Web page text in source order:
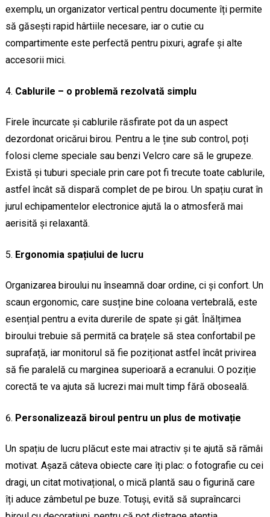
exemplu, un organizator vertical pentru documente îți permite
să găsești rapid hârtiile necesare, iar o cutie cu
compartimente este perfectă pentru pixuri, agrafe și alte
accesorii mici.
Cablurile – o problemă rezolvată simplu
Firele încurcate și cablurile răsfirate pot da un aspect
dezordonat oricărui birou. Pentru a le ține sub control, poți
folosi cleme speciale sau benzi Velcro care să le grupeze.
Există și tuburi speciale prin care pot fi trecute toate cablurile,
astfel încât să dispară complet de pe birou. Un spațiu curat în
jurul echipamentelor electronice ajută la o atmosferă mai
aerisită și relaxantă.
Ergonomia spațiului de lucru
Organizarea biroului nu înseamnă doar ordine, ci și confort. Un
scaun ergonomic, care susține bine coloana vertebrală, este
esențial pentru a evita durerile de spate și gât. Înălțimea
biroului trebuie să permită ca brațele să stea confortabil pe
suprafață, iar monitorul să fie poziționat astfel încât privirea
să fie paralelă cu marginea superioară a ecranului. O poziție
corectă te va ajuta să lucrezi mai mult timp fără oboseală.
Personalizează biroul pentru un plus de motivație
Un spațiu de lucru plăcut este mai atractiv și te ajută să rămâi
motivat. Așază câteva obiecte care îți plac: o fotografie cu cei
dragi, un citat motivațional, o mică plantă sau o figurină care
îți aduce zâmbetul pe buze. Totuși, evită să supraîncarci